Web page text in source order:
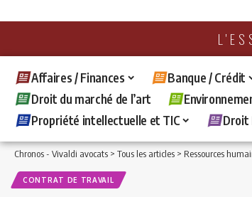
Affaires / Finances Banque / Crédit
Droit du marché de l’art
Propriété intellectuelle et TIC
Droit
Chronos - Vivaldi avocats > Tous les articles > Ressources
CONTRAT DE TRAVAIL